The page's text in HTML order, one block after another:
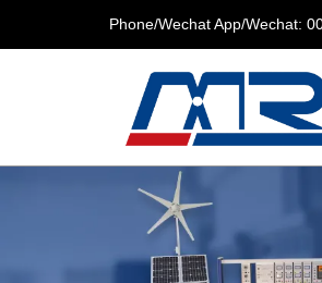
Phone/Wechat App/Wechat: